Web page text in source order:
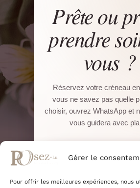
Gérer le
Pour offrir les meilleures expériences, nous
Prête ou
prendre
vous ?
Réservez votre créneau
vous ne savez pas quelle
choisir, ouvrez WhatsApp et
vous guidera avec
Réserver sur
WhatsApp